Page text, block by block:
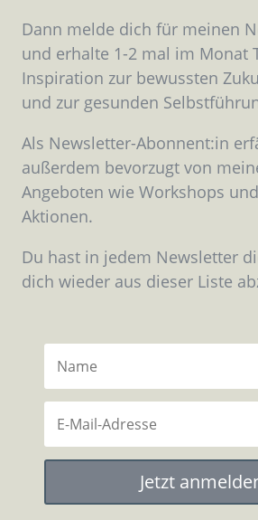
Dann melde dich für meinen
und erhalte 1-2 mal im Monat
Inspiration zur bewussten
und zur gesunden
Als Newsletter-Abonnent:in
außerdem bevorzugt von
Angeboten wie Workshops
Aktionen.
Du hast in jedem Newsletter
dich wieder aus dieser Liste
Jetzt